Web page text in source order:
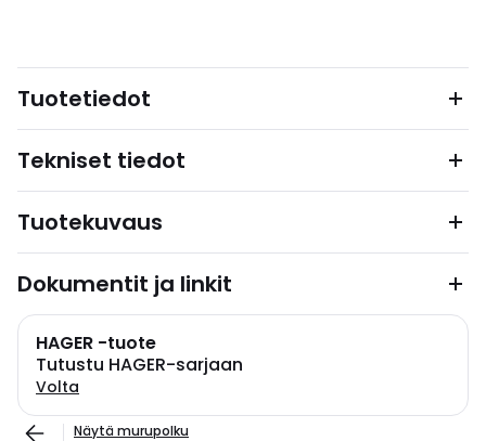
Tuotetiedot
Tekniset tiedot
Tuotekuvaus
Dokumentit ja linkit
HAGER -tuote
Tutustu HAGER-sarjaan
Volta
Näytä murupolku